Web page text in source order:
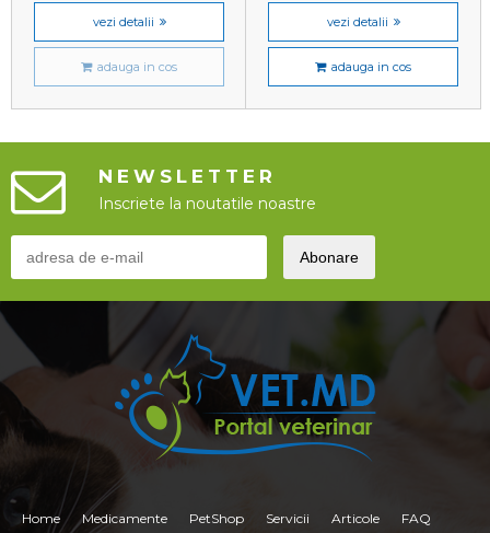
vezi detalii
adauga in cos
vezi detalii
adauga in cos
NEWSLETTER
Inscriete la noutatile noastre
Home Medicamente PetShop Servicii Articole FAQ